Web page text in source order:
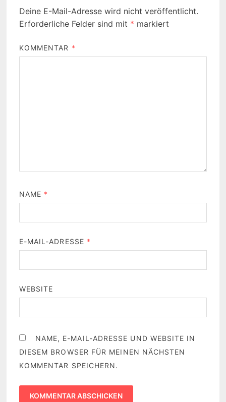
Deine E-Mail-Adresse wird nicht veröffentlicht.
Erforderliche Felder sind mit * markiert
KOMMENTAR *
NAME *
E-MAIL-ADRESSE *
WEBSITE
NAME, E-MAIL-ADRESSE UND WEBSITE IN
DIESEM BROWSER FÜR MEINEN NÄCHSTEN
KOMMENTAR SPEICHERN.